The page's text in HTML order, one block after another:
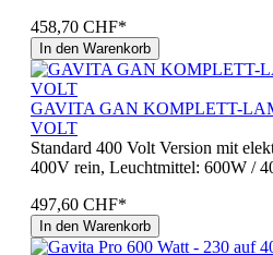
458,70 CHF*
In den Warenkorb
GAVITA GAN KOMPLETT-
VOLT
Standard 400 Volt Version mit
400V rein, Leuchtmittel: 600W /
497,60 CHF*
In den Warenkorb